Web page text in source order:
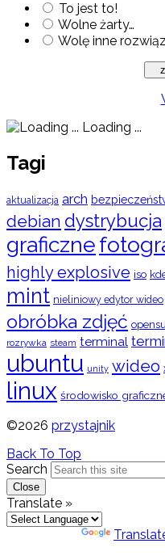
To jest to!
Wolne żarty…
Wolę inne
Loading ...
Tagi
aktualizacja arch
debian dystrybucja
graficzne
highly explosive iso
mint nieliniowy edytor wideo
obróbka zdjęć
rozrywka steam terminal
ubuntu unity wideo
linux środowisko
©2026 przystajnik
Back To Top
Search
Close
Translate »